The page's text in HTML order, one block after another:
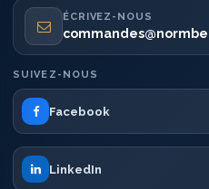
ÉCRIVEZ-NOUS
SUIVEZ-NOUS
Facebook
LinkedIn